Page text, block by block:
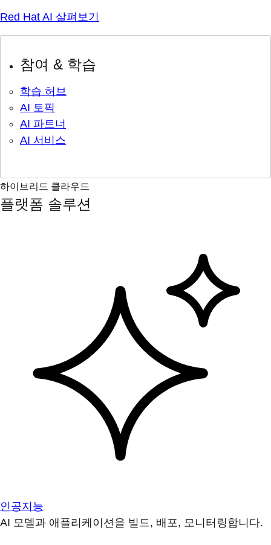
Red Hat AI 살펴보기
참여 & 학습
학습 허브
AI 토픽
AI 파트너
AI 서비스
하이브리드 클라우드
플랫폼 솔루션
인공지능
AI 모델과 애플리케이션을 빌드, 배포, 모니터링합니다.